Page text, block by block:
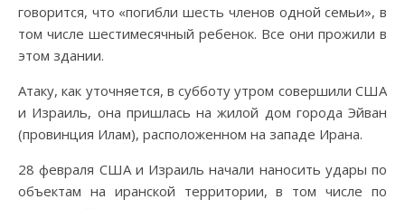
говорится, что «погибли шесть членов одной семьи», в
том числе шестимесячный ребенок. Все они прожили в
этом здании.
Атаку, как уточняется, в субботу утром совершили США
и Израиль, она пришлась на жилой дом города Эйван
(провинция Илам), расположенном на западе Ирана.
28 февраля США и Израиль начали наносить удары по
объектам на иранской территории, в том числе по